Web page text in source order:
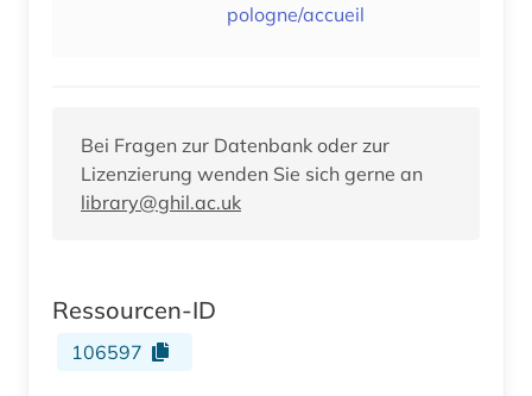
pologne/accueil
Bei Fragen zur Datenbank oder zur
Lizenzierung wenden Sie sich gerne an
library@ghil.ac.uk
Ressourcen-ID
106597